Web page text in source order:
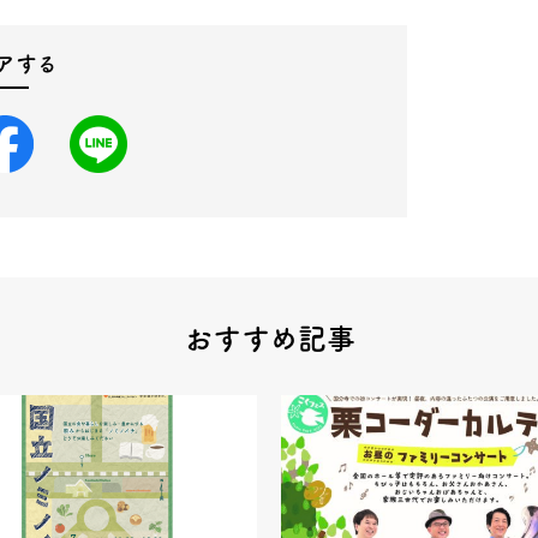
する
おすすめ記事